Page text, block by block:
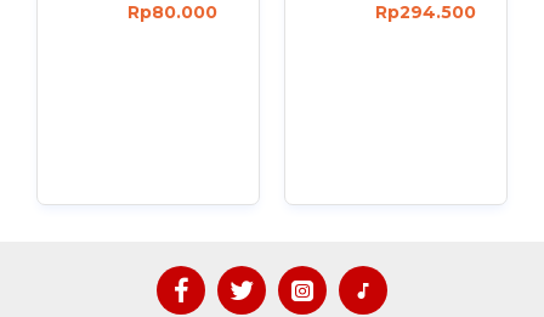
Rp80.000 Rp294.500